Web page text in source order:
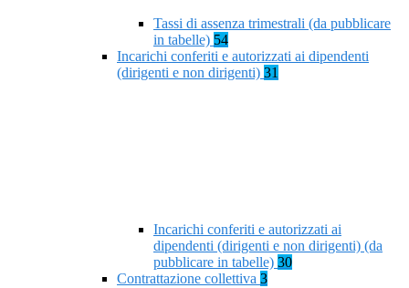
Tassi di assenza trimestrali (da pubblicare
in tabelle) 54
Incarichi conferiti e autorizzati ai dipendenti
(dirigenti e non dirigenti) 31
Incarichi conferiti e autorizzati ai
dipendenti (dirigenti e non dirigenti) (da
pubblicare in tabelle) 30
Contrattazione collettiva 3